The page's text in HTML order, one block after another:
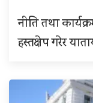
नीति तथा
हस्तक्षेप गरेर